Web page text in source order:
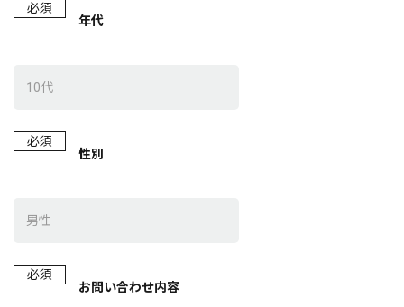
必須
年代
必須
性別
必須
お問い合わせ内容